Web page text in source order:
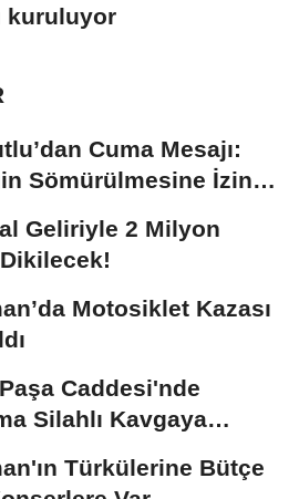
kuruluyor
Cuma Mesajı:
Sömürülmesine İzin
Geliriyle 2 Milyon
Motosiklet Kazası
Caddesi'nde
Silahlı Kavgaya
Türkülerine Bütçe